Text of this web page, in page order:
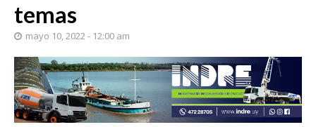
temas
mayo 10, 2022 - 12:00 am